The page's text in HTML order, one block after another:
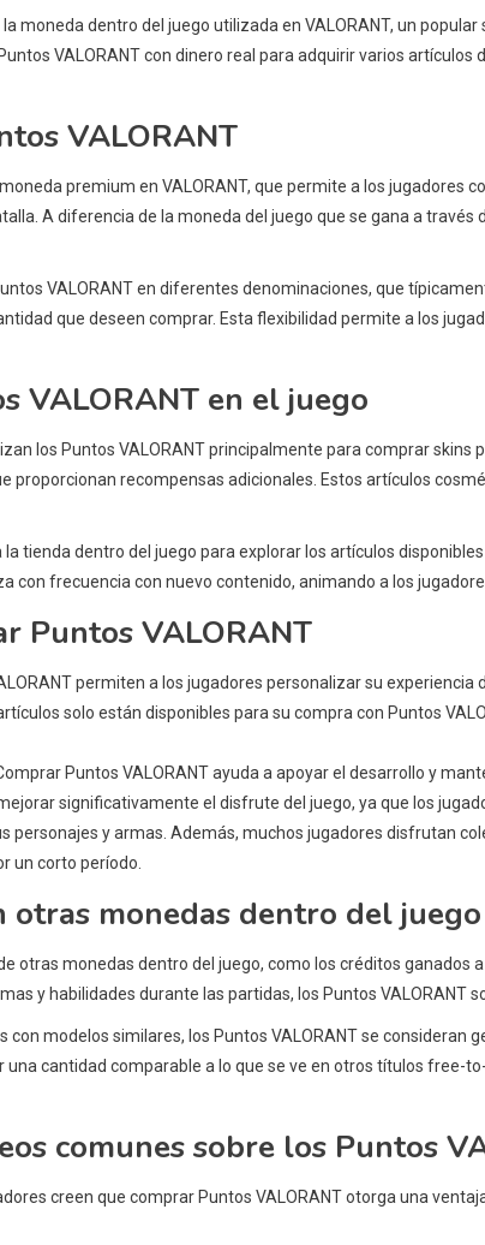
la moneda dentro del juego utilizada en VALORANT, un
VALORANT con dinero real para adquirir varios
VALORANT
moneda premium en VALORANT, que permite a los jugadores
A diferencia de la moneda del juego que se gana a través
VALORANT en diferentes denominaciones, que
que deseen comprar. Esta flexibilidad permite a los
VALORANT en el juego
los Puntos VALORANT principalmente para comprar skins
proporcionan recompensas adicionales. Estos artículos
la tienda dentro del juego para explorar los artículos
con frecuencia con nuevo contenido, animando a los
Puntos VALORANT
permiten a los jugadores personalizar su experiencia
solo están disponibles para su compra con Puntos
Puntos VALORANT ayuda a apoyar el desarrollo y
significativamente el disfrute del juego, ya que los
personajes y armas. Además, muchos jugadores disfrutan
un corto período.
otras monedas dentro del juego
otras monedas dentro del juego, como los créditos ganados
y habilidades durante las partidas, los Puntos VALORANT
con modelos similares, los Puntos VALORANT se consideran
cantidad comparable a lo que se ve en otros títulos free-
comunes sobre los Puntos
creen que comprar Puntos VALORANT otorga una